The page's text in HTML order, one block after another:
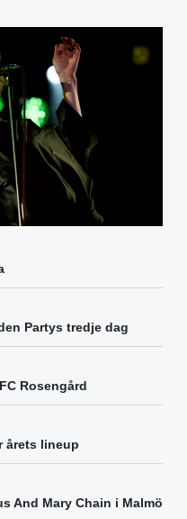
Partys tredje dag
Rosengård
årets lineup
And Mary Chain i Malmö